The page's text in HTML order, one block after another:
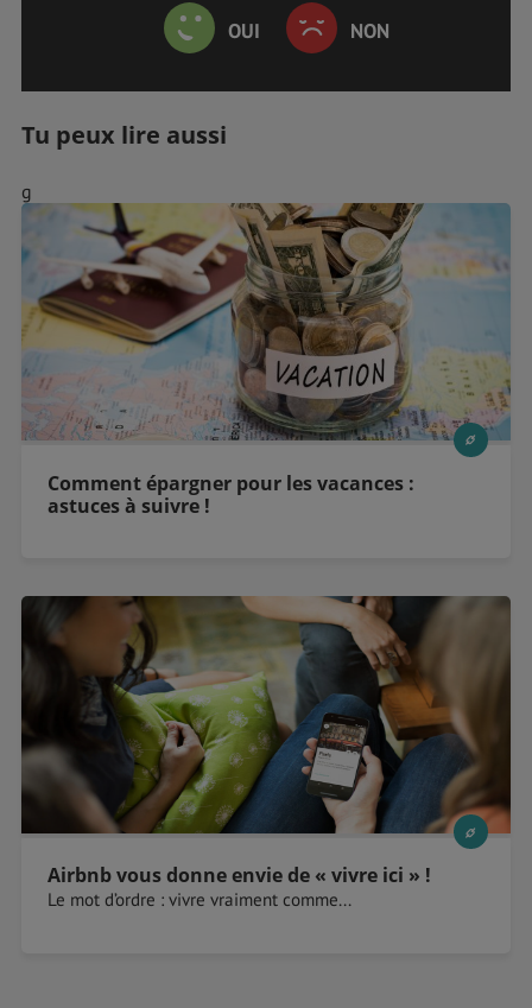
OUI NON
Tu peux lire aussi
g
Comment épargner pour les vacances :
astuces à suivre !
Airbnb vous donne envie de « vivre ici » !
Le mot d’ordre : vivre vraiment comme...